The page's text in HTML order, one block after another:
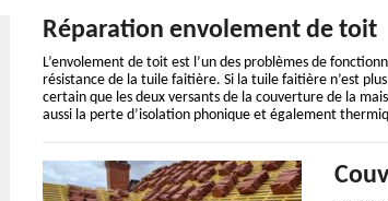
Réparation envolement de toit
L’envolement de toit est l’un des problèmes de
résistance de la tuile faitière. Si la tuile faitière n’est
certain que les deux versants de la couverture de la
aussi la perte d’isolation phonique et également